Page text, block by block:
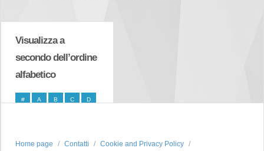
Visualizza a
secondo dell’ordine
alfabetico
# A B C D
Home page Contatti Cookie and Privacy Policy